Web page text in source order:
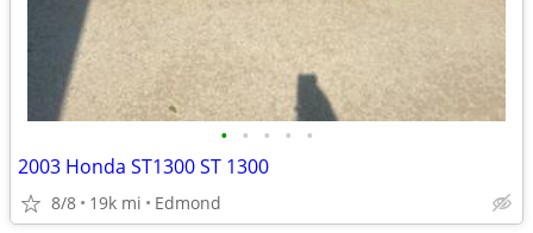
• • • • •
2003 Honda ST1300 ST 1300
8/8 19k mi Edmond